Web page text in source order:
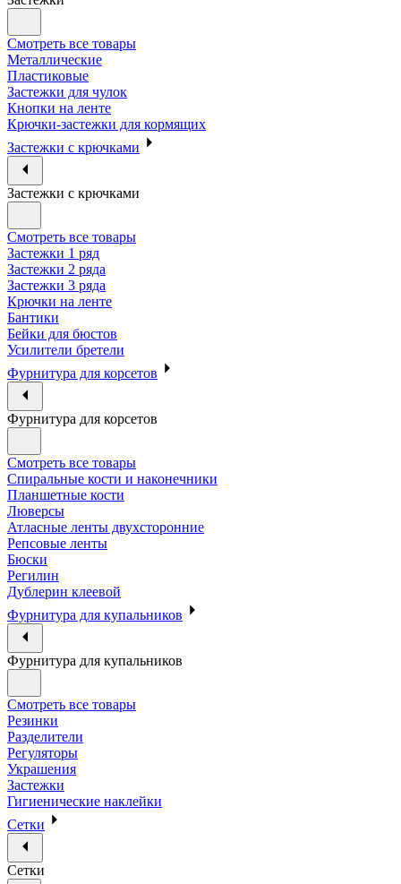
Смотреть все товары
Металлические
Пластиковые
Застежки для чулок
Кнопки на ленте
Крючки-застежки для кормящих
Застежки с крючками
Застежки с крючками
Смотреть все товары
Застежки 1 ряд
Застежки 2 ряда
Застежки 3 ряда
Крючки на ленте
Бантики
Бейки для бюстов
Усилители бретели
Фурнитура для корсетов
Фурнитура для корсетов
Смотреть все товары
Спиральные кости и наконечники
Планшетные кости
Люверсы
Атласные ленты двухсторонние
Репсовые ленты
Бюски
Регилин
Дублерин клеевой
Фурнитура для купальников
Фурнитура для купальников
Смотреть все товары
Резинки
Разделители
Регуляторы
Украшения
Застежки
Гигиенические наклейки
Сетки
Сетки